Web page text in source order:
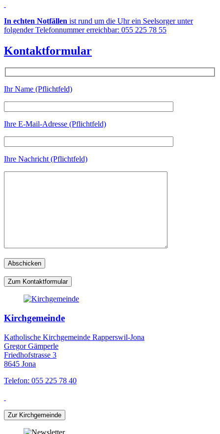
In echten Notfällen ist rund um die Uhr ein Seelsorger unter
folgender Telefonnummer erreichbar: 055 225 78 55
Kontaktformular
Ihr Name (Pflichtfeld)
Ihre E-Mail-Adresse (Pflichtfeld)
Ihre Nachricht (Pflichtfeld)
Zum Kontaktformular
Kirchgemeinde
Katholische Kirchgemeinde Rapperswil-Jona
Gregor Gämperle
Friedhofstrasse 3
8645 Jona
Telefon: 055 225 78 40
Zur Kirchgemeinde